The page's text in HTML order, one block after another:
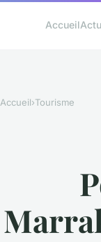
AccueilActu
Accueil›Tourisme